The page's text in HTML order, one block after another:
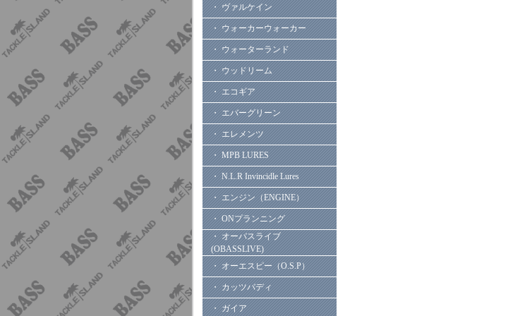
・ ヴァルケイン
・ ウォーカーウォーカー
・ ウォーターランド
・ ウッドリーム
・ エコギア
・ エバーグリーン
・ エレメンツ
・ MPB LURES
・ N.L.R Invincidle Lures
・ エンジン（ENGINE）
・ ONプランニング
・ オーバスライブ
(OBASSLIVE)
・ オーエスピー（O.S.P）
・ カッツバディ
・ ガイア